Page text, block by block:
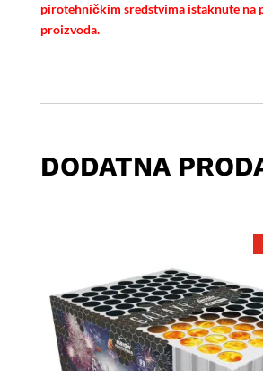
pirotehničkim sredstvima istaknute na
proizvoda.
DODATNA